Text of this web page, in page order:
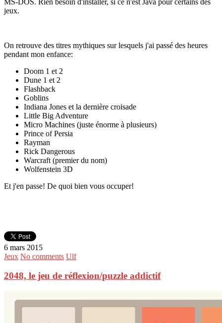
MS-DOS. Rien besoin d'installer, si ce n'est Java pour certains des
jeux.
On retrouve des titres mythiques sur lesquels j'ai passé des heures
pendant mon enfance:
Doom 1 et 2
Dune 1 et 2
Flashback
Goblins
Indiana Jones et la dernière croisade
Little Big Adventure
Micro Machines (juste énorme à plusieurs)
Prince of Persia
Rayman
Rick Dangerous
Warcraft (premier du nom)
Wolfenstein 3D
Et j'en passe! De quoi bien vous occuper!
6 mars 2015
Jeux No comments Ulf
2048, le jeu de réflexion/puzzle addictif